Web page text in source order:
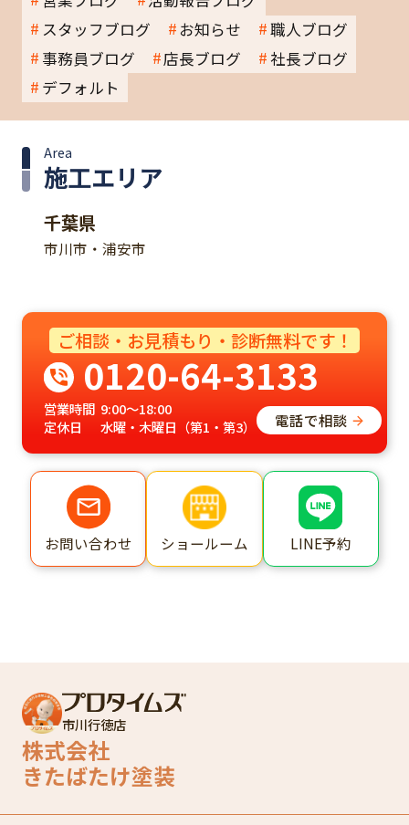
スタッフブログ
お知らせ
職人ブログ
事務員ブログ
店長ブログ
社長ブログ
デフォルト
施工エリア
Area
千葉県
市川市・浦安市
ご相談・お見積もり・診断無料です！
0120-64-3133
営業時間 9:00～18:00
定休日
水曜・木曜日（第1・第3） 電話で相談
お問い合わせ ショールーム LINE予約
市川行徳店
株式会社
きたばたけ塗装